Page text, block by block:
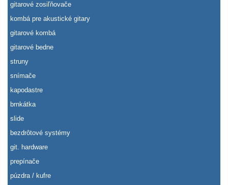
gitarové zosiľňovače
kombá pre akustické gitary
gitarové kombá
gitarové bedne
struny
snímače
kapodastre
brnkátka
slide
bezdrôtové systémy
git. hardware
prepínače
púzdra / kufre